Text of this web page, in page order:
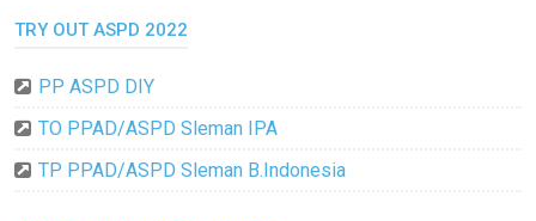
TRY OUT ASPD 2022
PP ASPD DIY
TO PPAD/ASPD Sleman IPA
TP PPAD/ASPD Sleman B.Indonesia